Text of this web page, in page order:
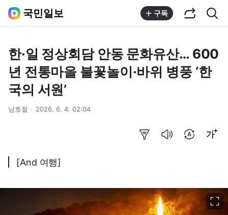
국민일보 구독
한·일 정상회담 안동 문화유산… 600
년 전통마을 불꽃놀이·바위 병풍 ‘한
국의 서원’
남호철 2026. 6. 4. 02:04
[And 여행]